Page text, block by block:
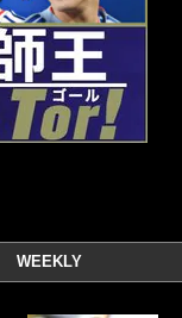
WEEKLY